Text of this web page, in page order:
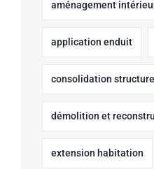
aménagement
application enduit
consolidation structure
démolition et
extension habitation